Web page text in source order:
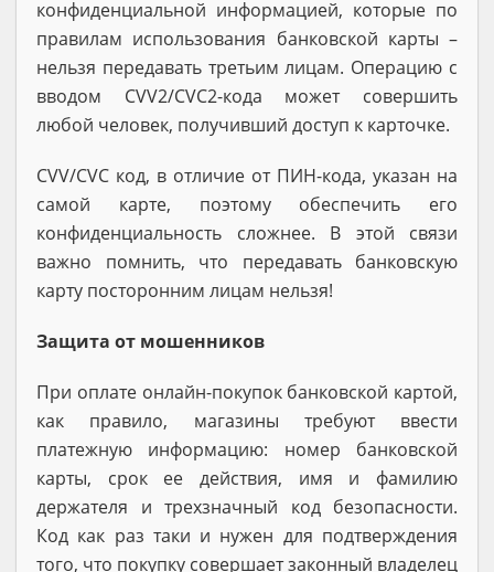
конфиденциальной информацией, которые по
правилам использования банковской карты –
нельзя передавать третьим лицам. Операцию с
вводом CVV2/CVC2-кода может совершить
любой человек, получивший доступ к карточке.
CVV/CVC код, в отличие от ПИН-кода, указан на
самой карте, поэтому обеспечить его
конфиденциальность сложнее. В этой связи
важно помнить, что передавать банковскую
карту посторонним лицам нельзя!
Защита от мошенников
При оплате онлайн-покупок банковской картой,
как правило, магазины требуют ввести
платежную информацию: номер банковской
карты, срок ее действия, имя и фамилию
держателя и трехзначный код безопасности.
Код как раз таки и нужен для подтверждения
того, что покупку совершает законный владелец